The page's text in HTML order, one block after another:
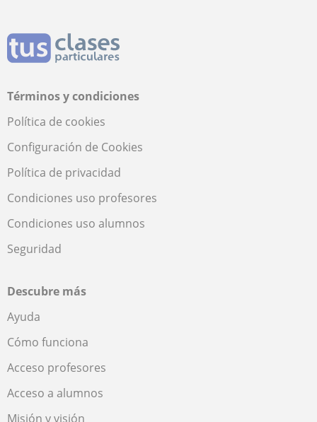
Términos y condiciones
Política de cookies
Configuración de Cookies
Política de privacidad
Condiciones uso profesores
Condiciones uso alumnos
Seguridad
Descubre más
Ayuda
Cómo funciona
Acceso profesores
Acceso a alumnos
Misión y visión